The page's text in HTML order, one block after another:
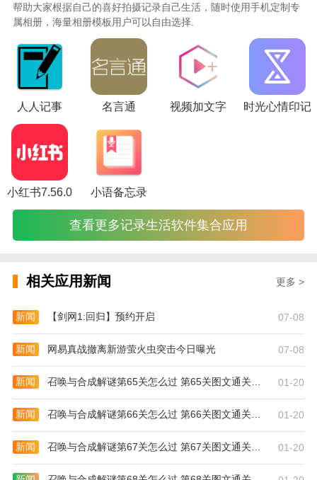
间
2、查看下面的黄历小标签，快速查看今天的周期
以及农历时间
3、选择并点击进入黄历中心，查看今天的所有黄
4、进入天气页面查看今日天气，选择点击疫情播
报图标查看疫情动态
5、快速进入到日程管理中，点击添加日程或修改
日程事项
更新日志
优化用户体验
帮助大家根据自己的喜好拍摄记录自己生活，随时使用手机定制专
属相册，海量相册模板用户可以自由选择.
人人记事 名言通 视频加文字 时光心情印记
小红书7.56.0 小语备忘录
查看更多记录生活软件集合应用
相关应用新闻 更多 >
新闻 【剑网1:回归】预约开启 07-08
新闻 网易真战撤离新游萤火虫突击今日曝光 07-08
新闻 召唤与合成解谜第65关怎么过 第65关图文通关攻略 01-20
新闻 召唤与合成解谜第66关怎么过 第66关图文通关攻略 01-20
新闻 召唤与合成解谜第67关怎么过 第67关图文通关攻略 01-20